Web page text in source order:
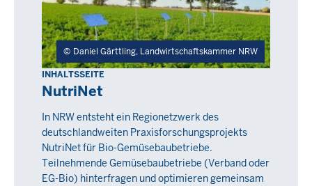
Treffer.
Daniel Gärttling, Landwirtschaftskammer NRW
INHALTSSEITE
NutriNet
In NRW entsteht ein Regionetzwerk des
deutschlandweiten Praxisforschungsprojekts
NutriNet für Bio-Gemüsebaubetriebe.
Teilnehmende Gemüsebaubetriebe (Verband oder
EG-Bio) hinterfragen und optimieren gemeinsam